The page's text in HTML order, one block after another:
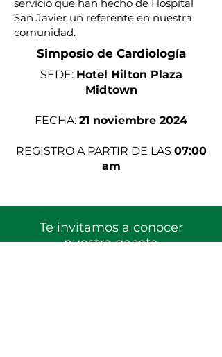
servicio que han hecho de Hospital
San Javier un referente en nuestra
comunidad.
Simposio de Cardiología
SEDE: Hotel Hilton Plaza
Midtown
FECHA: 21 noviembre 2024
REGISTRO A PARTIR DE LAS 07:00
am
Te invitamos a conocer
nuestra gaceta